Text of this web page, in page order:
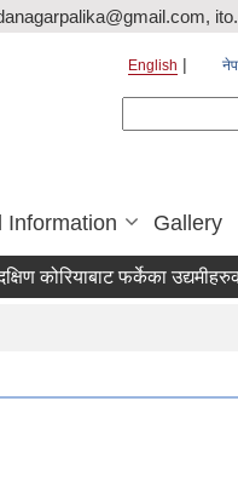
English
Information Gallery
कोरियाबाट फर्केका